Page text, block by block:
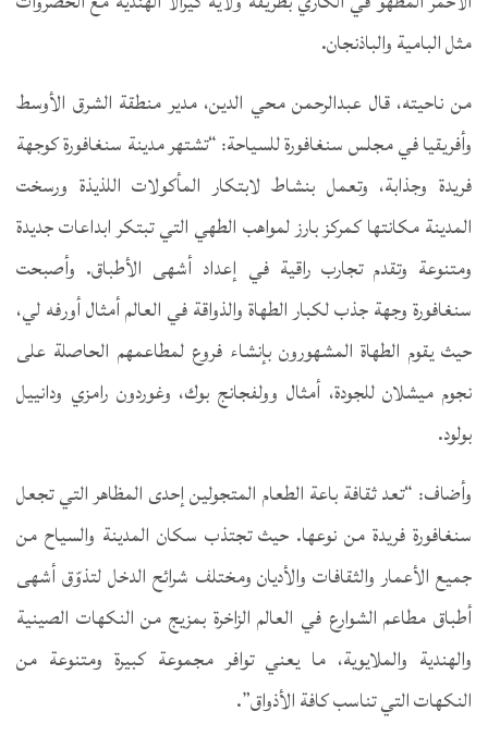
مثل البامية والباذنجان.
من ناحيته، قال عبدالرحمن محي الدين، مدير منطقة الشرق الأوسط
وأفريقيا في مجلس سنغافورة للسياحة: “تشتهر مدينة سنغافورة كوجهة
فريدة وجذابة، وتعمل بنشاط لابتكار المأكولات اللذيذة ورسخت
المدينة مكانتها كمركز بارز لمواهب الطهي التي تبتكر ابداعات جديدة
ومتنوعة وتقدم تجارب راقية في إعداد أشهى الأطباق. وأصبحت
سنغافورة وجهة جذب لكبار الطهاة والذواقة في العالم أمثال أورفه لي،
حيث يقوم الطهاة المشهورون بإنشاء فروع لمطاعمهم الحاصلة على
نجوم ميشلان للجودة، أمثال وولفجانج بوك، وغوردون رامزي ودانييل
بولود.
وأضاف: “تعد ثقافة باعة الطعام المتجولين إحدى المظاهر التي تجعل
سنغافورة فريدة من نوعها. حيث تجتذب سكان المدينة والسياح من
جميع الأعمار والثقافات والأديان ومختلف شرائح الدخل لتذوّق أشهى
أطباق مطاعم الشوارع في العالم الزاخرة بمزيج من النكهات الصينية
والهندية والملايوية، ما يعني توافر مجموعة كبيرة ومتنوعة من
النكهات التي تناسب كافة الأذواق”.